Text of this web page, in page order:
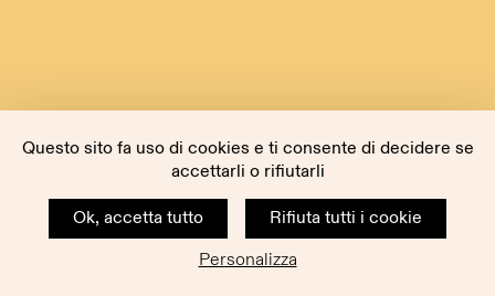
Questo sito fa uso di cookies e ti consente di decidere se
accettarli o rifiutarli
Ok, accetta tutto
Rifiuta tutti i cookie
Personalizza